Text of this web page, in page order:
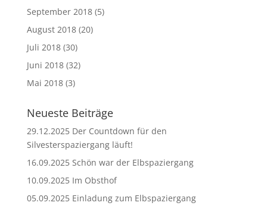
September 2018(5)
August 2018(20)
Juli 2018(30)
Juni 2018(32)
Mai 2018(3)
Neueste Beiträge
29.12.2025 Der Countdown für den
Silvesterspaziergang läuft!
16.09.2025 Schön war der Elbspaziergang
10.09.2025 Im Obsthof
05.09.2025 Einladung zum Elbspaziergang